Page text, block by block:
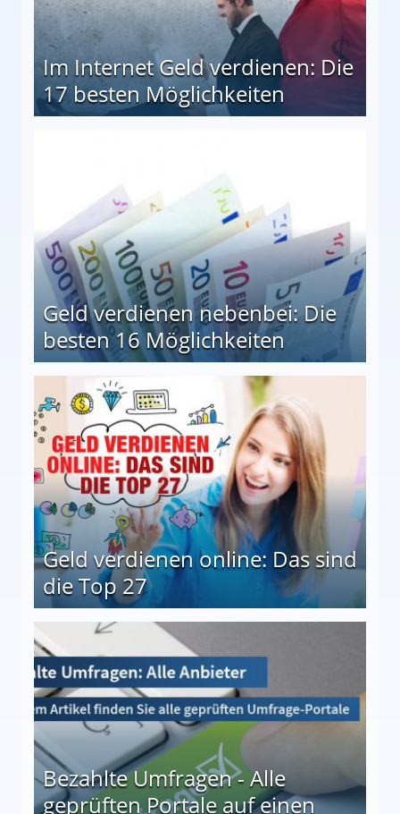
Im Internet Geld verdienen: Die
17 besten Möglichkeiten
Geld verdienen nebenbei: Die
besten 16 Möglichkeiten
Geld verdienen online: Das sind
die Top 27
Bezahlte Umfragen - Alle
geprüften Portale auf einen